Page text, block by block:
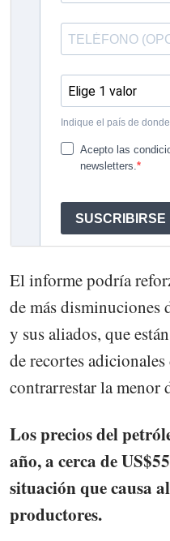
El informe podría
de más disminuciones
y sus aliados, que
de recortes
contrarrestar la menor
Los precios del
año, a cerca de
situación que causa
productores.